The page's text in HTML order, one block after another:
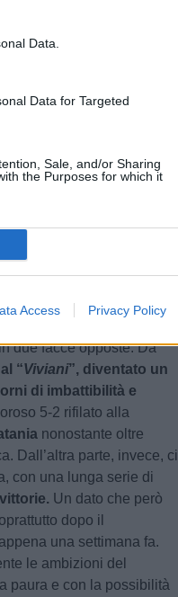
Data.
Data for Targeted
Sale, and/or Sharing
the Purposes for which it
Access Privacy Policy
3-1 di Tomei ha
stagione in una
limiti
recitare il ruolo della
ha costruito una stagione
resteranno nella memoria
due facce opposte. Da
“Viviani”, diventato un
di imbattibilità e
5-2 rifilato alla
nonostante oltre
Dall’altra parte, invece, ci
con una lunga serie di
Un dato che però
dopo il
una settimana fa.
le ambizioni del
paura e con la possibilità